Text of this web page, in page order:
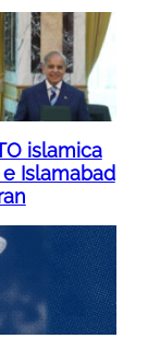
islamica
Islamabad